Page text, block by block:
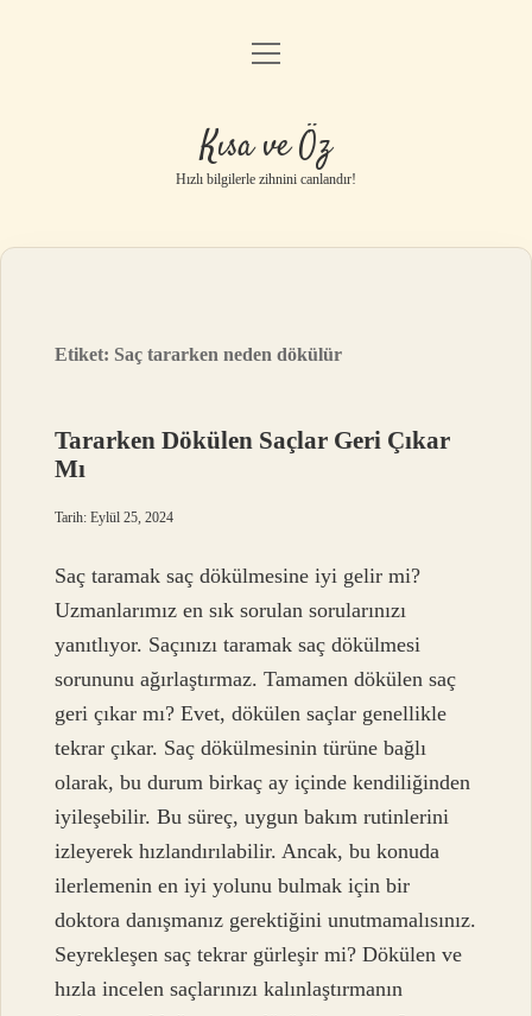
Anasayfa
Gizlilik Politikası
Yasal Uyarı
menüyü
Kısa ve Öz
Hızlı bilgilerle zihnini canlandır!
Etiket: Saç tararken neden dökülür
Tararken Dökülen Saçlar Geri Çıkar
Mı
Tarih: Eylül 25, 2024
Saç taramak saç dökülmesine iyi gelir mi?
Uzmanlarımız en sık sorulan sorularınızı
yanıtlıyor. Saçınızı taramak saç dökülmesi
sorununu ağırlaştırmaz. Tamamen dökülen saç
geri çıkar mı? Evet, dökülen saçlar genellikle
tekrar çıkar. Saç dökülmesinin türüne bağlı
olarak, bu durum birkaç ay içinde kendiliğinden
iyileşebilir. Bu süreç, uygun bakım rutinlerini
izleyerek hızlandırılabilir. Ancak, bu konuda
ilerlemenin en iyi yolunu bulmak için bir
doktora danışmanız gerektiğini unutmamalısınız.
Seyrekleşen saç tekrar gürleşir mi? Dökülen ve
hızla incelen saçlarınızı kalınlaştırmanın